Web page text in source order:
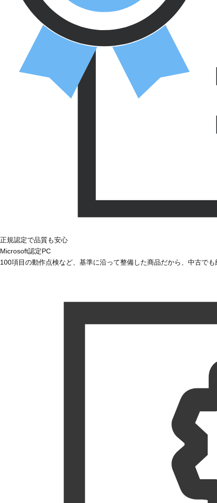
正規認定で品質も安心
Microsoft認定PC
100項目の動作点検など、基準に沿って整備した商品だから、中古で